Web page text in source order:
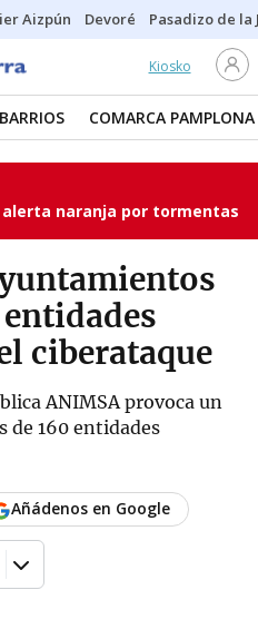
Aizpún Devoré Pasadizo de la
Kiosko
BARRIOS COMARCA PAMPLONA
naranja por tormentas
ciberataque
ANIMSA provoca un
de 160 entidades
Añádenos en Google